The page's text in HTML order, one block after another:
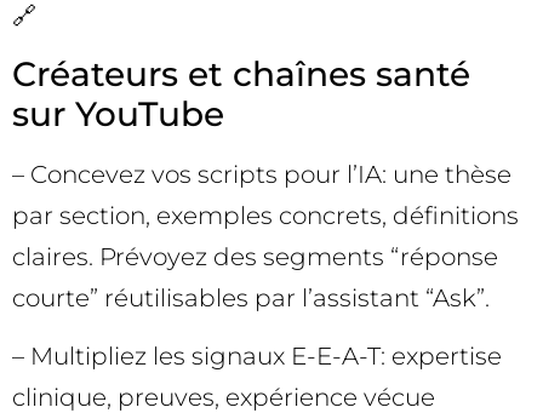
🔗
Créateurs et chaînes santé
sur YouTube
– Concevez vos scripts pour l’IA: une thèse
par section, exemples concrets, définitions
claires. Prévoyez des segments “réponse
courte” réutilisables par l’assistant “Ask”.
– Multipliez les signaux E-E-A-T: expertise
clinique, preuves, expérience vécue